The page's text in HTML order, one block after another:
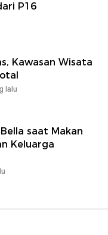
P16
Kawasan Wisata
lalu
saat Makan
Keluarga